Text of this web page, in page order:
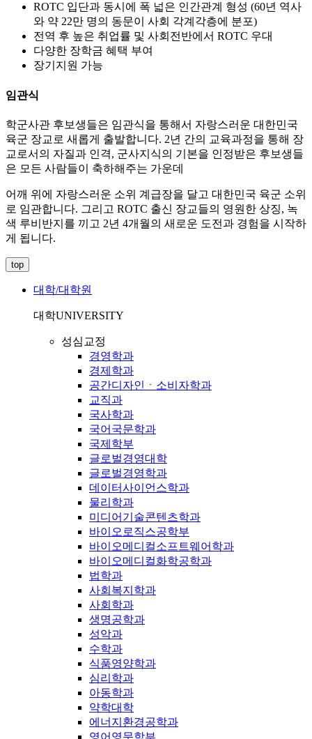
ROTC 입단과 동시에 폭 넓은 인간관계 형성 (60년 역사
와 약 22만 명의 동문이 사회 각계각층에 분포)
전역 후 높은 취업률 및 사회전반에서 ROTC 우대
다양한 장학금 혜택 부여
장기지원 가능
임관식
학군사관 후보생들은 임관식을 통해서 자랑스러운 대한민국
육군 장교로 새롭게 출발합니다. 2년 간의 교육과정을 통해 장
교로서의 자질과 인격, 군사지식의 기본을 인정받은 후보생들
은 모든 사람들이 축하해주는 가운데
어깨 위에 자랑스러운 소위 계급장을 달고 대한민국 육군 소위
로 임관합니다. 그리고 ROTC 출신 장교들의 영원한 상징, 녹
색 루비반지를 끼고 2년 4개월의 새로운 도전과 경험을 시작하
게 됩니다.
top
대학/대학원
대학UNIVERSITY
성심교정
경영학과
경제학과
공간디자인ㆍ소비자학과
교직과
국사학과
국어국문학과
국제학부
글로벌경영대학
글로벌경영학과
데이터사이언스학과
물리학과
미디어기술콘텐츠학과
바이오로직스공학부
바이오메디컬소프트웨어학과
바이오메디컬화학공학과
법학과
사회복지학과
사회학과
생명공학과
성악과
수학과
식품영양학과
심리학과
아동학과
약학대학
에너지환경공학과
영어영문학부